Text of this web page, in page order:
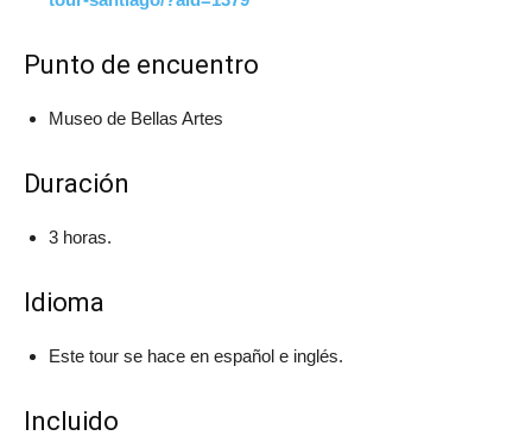
Punto de encuentro
Museo de Bellas Artes
Duración
3 horas.
Idioma
Este tour se hace en español e inglés.
Incluido